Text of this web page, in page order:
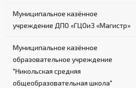
Муниципальное казённое
учреждение ДПО «ГЦОиЗ «Магистр»
Муниципальное казённое
образовательное учреждение
"Никольская средняя
общеобразовательная школа"